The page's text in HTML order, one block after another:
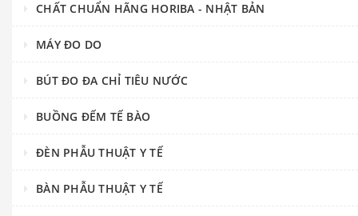
CHẤT CHUẨN HÃNG HORIBA - NHẬT BẢN
MÁY ĐO DO
BÚT ĐO ĐA CHỈ TIÊU NƯỚC
BUỒNG ĐẾM TẾ BÀO
ĐÈN PHẪU THUẬT Y TẾ
BÀN PHẪU THUẬT Y TẾ